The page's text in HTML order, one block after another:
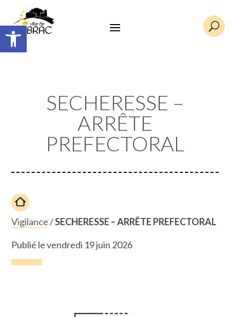
Ouvrir la barre d’outils U
SECHERESSE –
ARRÊTE
PREFECTORAL
Vigilance/SECHERESSE – ARRÊTE PREFECTORAL
Publié le vendredi 19 juin 2026